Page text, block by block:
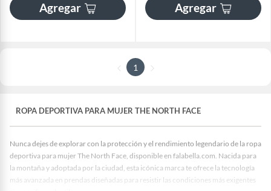
Agregar Agregar
1
ROPA DEPORTIVA PARA MUJER THE NORTH FACE
Nunca dejes de explorar con la protección y el rendimiento legendario de la ropa
deportiva para mujer The North Face, disponible en falabella.com. Nacida para
la montaña y adoptada por la ciudad, esta icónica marca te ofrece la tecnología
más avanzada en prendas diseñadas para resistir las condiciones más exigentes